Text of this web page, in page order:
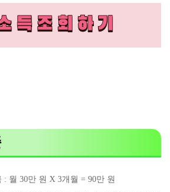
: 월 30만 원 X 3개월 = 90만 원